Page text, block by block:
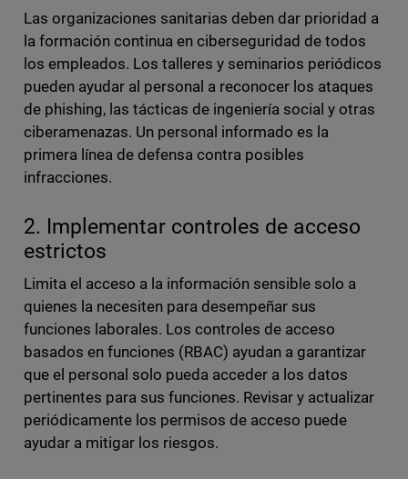
Las organizaciones sanitarias deben dar prioridad a
la formación continua en ciberseguridad de todos
los empleados. Los talleres y seminarios periódicos
pueden ayudar al personal a reconocer los ataques
de phishing, las tácticas de ingeniería social y otras
ciberamenazas. Un personal informado es la
primera línea de defensa contra posibles
infracciones.
2. Implementar controles de acceso
estrictos
Limita el acceso a la información sensible solo a
quienes la necesiten para desempeñar sus
funciones laborales. Los controles de acceso
basados en funciones (RBAC) ayudan a garantizar
que el personal solo pueda acceder a los datos
pertinentes para sus funciones. Revisar y actualizar
periódicamente los permisos de acceso puede
ayudar a mitigar los riesgos.